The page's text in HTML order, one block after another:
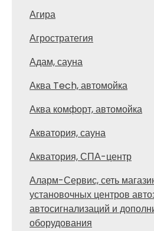
Агира
Агростратегия
Адам, сауна
Аква Tech, автомойка
Аква комфорт, автомойка
Акватория, сауна
Акватория, СПА-центр
Аларм-Сервис, сеть
установочных центров
автосигнализаций и
оборудования